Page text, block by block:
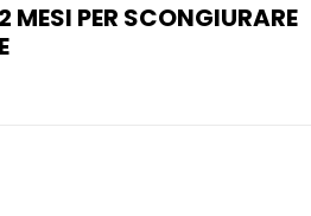
MESI PER SCONGIURARE